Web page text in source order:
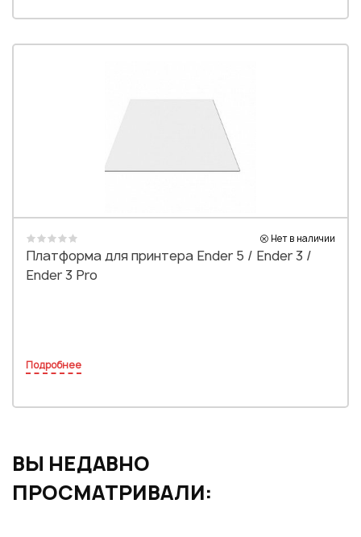
Нет в наличии
Платформа для принтера Ender 5 / Ender 3 /
Ender 3 Pro
Подробнее
ВЫ НЕДАВНО
ПРОСМАТРИВАЛИ: